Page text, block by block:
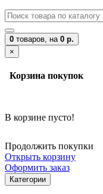
0 товаров, на 0 р.
×
Корзина покупок
В корзине пусто!
Продолжить покупки
Открыть корзину
Оформить заказ
Категории